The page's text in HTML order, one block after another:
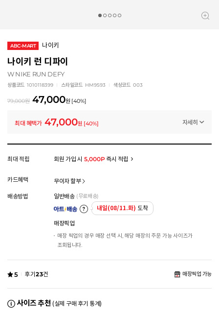
ABC-MART 나이키
나이키 런 디파이
W NIKE RUN DEFY
상품코드 1010118399 스타일코드 HM9593 색상코드 003
79,000원 47,000원 [40%]
최대 혜택가 47,000원 [40%] 자세히
모든 혜택이 적용된 금액으로, 실제 결제 금액과는 차이가 있을 수 있습니다.
최대 적립 회원 가입 시 5,000P즉시 적립
카드혜택 무이자 할부
배송방법 일반배송 (무료배송)
내일(08/11.화) 도착
매장픽업
매장 픽업의 경우 매장 선택 시, 해당 매장의 주문 가능 사이즈가
조회됩니다.
5 후기23건 매장픽업 가능
사이즈 추천 (실제 구매 후기 통계)